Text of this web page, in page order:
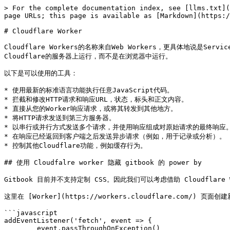
> For the complete documentation index, see
page URLs; this page is available as
# Cloudflare Worker
Cloudflare Workers的名称来自Web Workers，更具体地说是Service
Cloudflare的服务器上运行，而不是在浏览器中运行。
以下是可以使用的工具：
* 使用最新的标准语言功能执行任意JavaScript代码。
* 拦截和修改HTTP请求和响应URL，状态，标头和正文内容。
* 直接从您的Worker响应请求，或将其转发到其他地方。
* 将HTTP请求发送到第三方服务器。
* 以串行或并行方式发送多个请求，并使用响应组成对原始请求的最终响应
* 在响应已经返回到客户端之后发送异步请求（例如，用于记录或分析）。
* 控制其他Cloudflare功能，例如缓存行为。
## 使用 Cloudfalre worker 隐藏 gitbook 的 power by
Gitbook 目前并不支持定制 CSS。因此我们可以考虑借助 Cloudflare
这里在 [Worker](https://workers.cloudflare.com/) 页面创建
```javascript
addEventListener('fetch', event => {